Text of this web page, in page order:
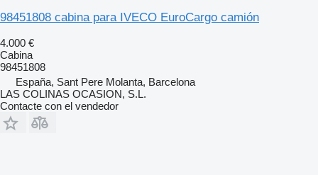
98451808 cabina para IVECO EuroCargo camión
4.000 €
Cabina
98451808
España, Sant Pere Molanta, Barcelona
LAS COLINAS OCASION, S.L.
Contacte con el vendedor